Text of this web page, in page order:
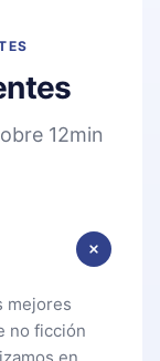
12min
mejores
no ficción